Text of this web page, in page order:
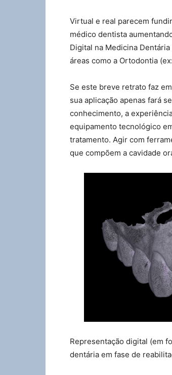
Virtual e real parecem
médico dentista
Digital na Medicina
áreas como a Ortodontia
Se este breve retrato faz
sua aplicação apenas fará
conhecimento, a
equipamento tecnológico
tratamento. Agir com
que compõem a cavidade
Representação digital (em
dentária em fase de